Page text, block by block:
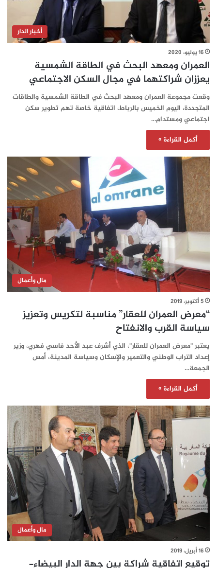
أخبار الدار
16 يوليو، 2020
العمران ومعهد البحث في الطاقة الشمسية
يعززان شراكتهما في مجال السكن الاجتماعي
وقعت مجموعة العمران ومعهد البحث في الطاقة الشمسية والطاقات
المتجددة، اليوم الخميس بالرباط، اتفاقية خاصة تهم تطوير سكن
اجتماعي ومستدام…
أكمل القراءة »
مال وأعمال
5 أكتوبر، 2019
“معرض العمران للعقار” مناسبة لتكريس وتعزيز
سياسة القرب والانفتاح
يعتبر "معرض العمران للعقار"، الذي أشرف عبد الأحد فاسي فهري، وزير
إعداد التراب الوطني والتعمير والإسكان وسياسة المدينة، أمس
الجمعة…
أكمل القراءة »
مال وأعمال
16 أبريل، 2019
توقيع اتفاقية شراكة بين جهة الدار البيضاء-